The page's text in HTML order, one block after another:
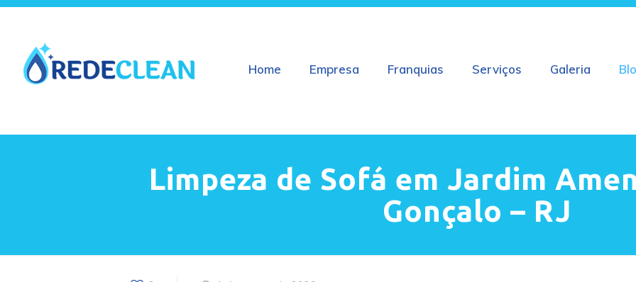
Home Empresa Franquias Serviços Galeria
Limpeza de Sofá em Jardim
Gonçalo – RJ